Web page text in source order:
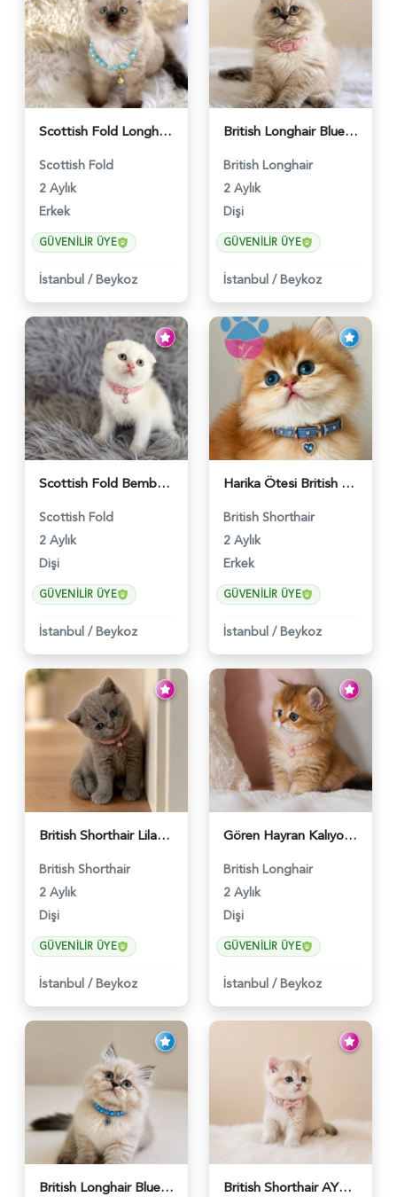
Scottish Fold Longhair Çikolata Erkek Yavrumuz - 6119
Scottish Fold
2 Aylık
Erkek
GÜVENILIR ÜYE
İstanbul / Beykoz
British Longhair Blue Point Afrodit Yuva Arıyor - 6118
British Longhair
2 Aylık
Dişi
GÜVENILIR ÜYE
İstanbul / Beykoz
Scottish Fold Bembeyaz Pembe Burun Yavrumuz - 6120
Scottish Fold
2 Aylık
Dişi
GÜVENILIR ÜYE
İstanbul / Beykoz
Harika Ötesi British Longhair Golden Parlayan Yıldız - 6141
British Shorthair
2 Aylık
Erkek
GÜVENILIR ÜYE
İstanbul / Beykoz
British Shorthair Lilac Dişi Tatlı Kızımız - 5236
British Shorthair
2 Aylık
Dişi
GÜVENILIR ÜYE
İstanbul / Beykoz
Gören Hayran Kalıyor! British Longhair Golden Dişi - 6345
British Longhair
2 Aylık
Dişi
GÜVENILIR ÜYE
İstanbul / Beykoz
British Longhair Blue Point Erkek Pofuduk Yavrumuz - 6348 British Shorthair AY12 Güzel Kızımız - 6349